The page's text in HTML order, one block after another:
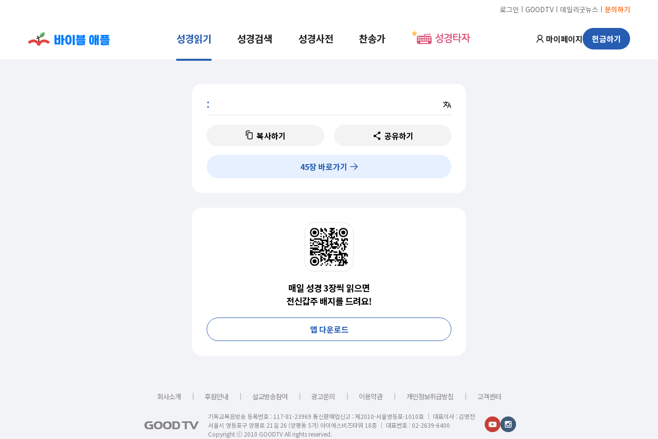
로그인 ㅣ GOODTV ㅣ 데일리굿뉴스 ㅣ 문의하기
성경읽기 성경검색 성경사전 찬송가 성경타자 마이페이지 헌금하기
:
복사하기 공유하기
45장 바로가기
매일 성경 3장씩 읽으면
전신갑주 배지를 드려요!
앱 다운로드
회사소개 ｜ 후원안내 ｜ 설교방송참여 ｜ 광고문의 ｜ 이용약관 ｜ 개인정보취급방침 ｜ 고객센터
기독교복음방송 등록번호 : 117-81-23969 통신판매업신고 : 제2010-서울영등포-1010호 │ 대표이사 : 김명전
서울시 영등포구 양평로 21길 26 (양평동 5가) 아이에스비즈타워 18층 │ 대표번호 : 02-2639-6400
Copyright ⓒ 2010 GOODTV All rights reserved.